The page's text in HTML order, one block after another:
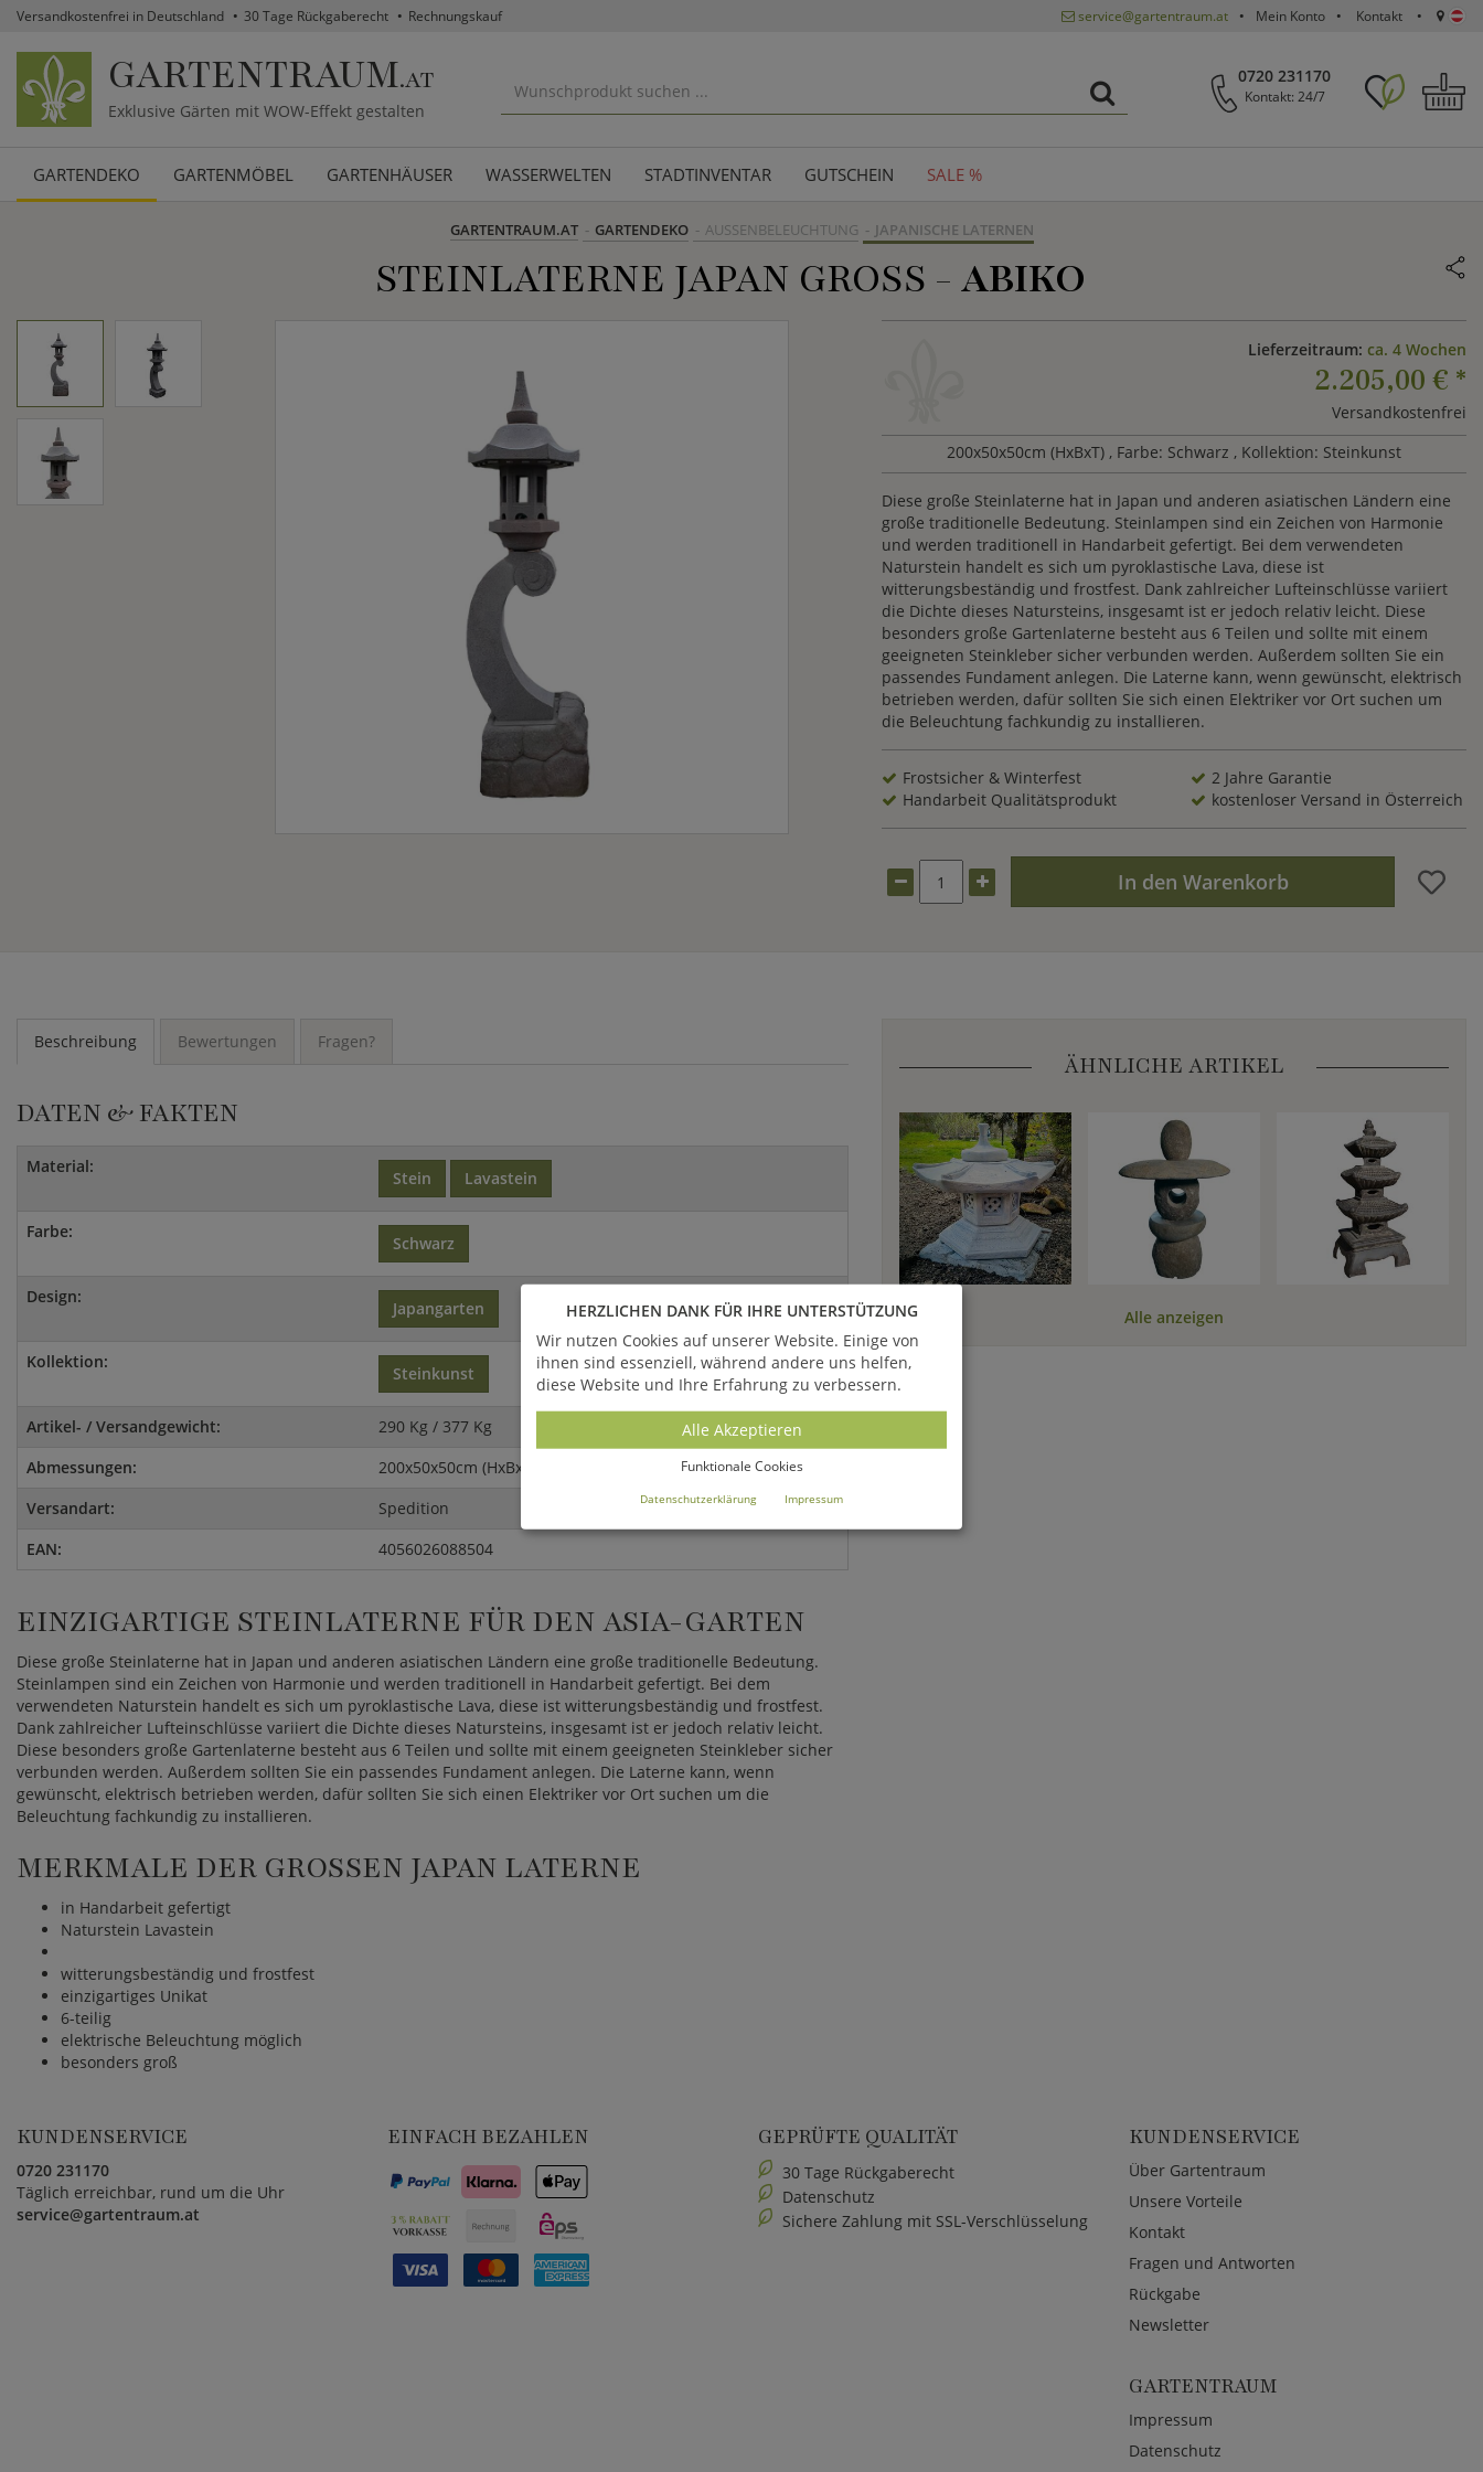
Versandkostenfrei in Deutschland 30 Tage Rückgaberecht Rechnungskauf service@gartentraum.at Mein Konto Kontakt
GARTENTRAUM.AT
Exklusive Gärten mit WOW-Effekt gestalten
0720 231170
Kontakt: 24/7
GARTENDEKO GARTENMÖBEL GARTENHÄUSER WASSERWELTEN STADTINVENTAR GUTSCHEIN SALE %
GARTENTRAUM.AT GARTENDEKO AUSSENBELEUCHTUNG JAPANISCHE LATERNEN
STEINLATERNE JAPAN GROSS - ABIKO
Lieferzeitraum: ca. 4 Wochen
2.205,00 € *
Versandkostenfrei
200x50x50cm (HxBxT) , Farbe: Schwarz , Kollektion: Steinkunst
Diese große Steinlaterne hat in Japan und anderen asiatischen Ländern eine
große traditionelle Bedeutung. Steinlampen sind ein Zeichen von Harmonie
und werden traditionell in Handarbeit gefertigt. Bei dem verwendeten
Naturstein handelt es sich um pyroklastische Lava, diese ist
witterungsbeständig und frostfest. Dank zahlreicher Lufteinschlüsse variiert
die Dichte dieses Natursteins, insgesamt ist er jedoch relativ leicht. Diese
besonders große Gartenlaterne besteht aus 6 Teilen und sollte mit einem
geeigneten Steinkleber sicher verbunden werden. Außerdem sollten Sie ein
passendes Fundament anlegen. Die Laterne kann, wenn gewünscht, elektrisch
betrieben werden, dafür sollten Sie sich einen Elektriker vor Ort suchen um
die Beleuchtung fachkundig zu installieren.
Frostsicher & Winterfest
2 Jahre Garantie
Handarbeit Qualitätsprodukt
kostenloser Versand in Österreich
In den Warenkorb
Beschreibung Bewertungen Fragen?
DATEN & FAKTEN
Material:
Stein Lavastein
Farbe:
Schwarz
Design:
Japangarten
Kollektion:
Steinkunst
Artikel- / Versandgewicht:
290 Kg / 377 Kg
Abmessungen:
200x50x50cm (HxBxT)
Versandart:
Spedition
EAN:
4056026088504
EINZIGARTIGE STEINLATERNE FÜR DEN ASIA-GARTEN
Diese große Steinlaterne hat in Japan und anderen asiatischen Ländern eine große traditionelle Bedeutung.
Steinlampen sind ein Zeichen von Harmonie und werden traditionell in Handarbeit gefertigt. Bei dem
verwendeten Naturstein handelt es sich um pyroklastische Lava, diese ist witterungsbeständig und frostfest.
Dank zahlreicher Lufteinschlüsse variiert die Dichte dieses Natursteins, insgesamt ist er jedoch relativ leicht.
Diese besonders große Gartenlaterne besteht aus 6 Teilen und sollte mit einem geeigneten Steinkleber sicher
verbunden werden. Außerdem sollten Sie ein passendes Fundament anlegen. Die Laterne kann, wenn
gewünscht, elektrisch betrieben werden, dafür sollten Sie sich einen Elektriker vor Ort suchen um die
Beleuchtung fachkundig zu installieren.
MERKMALE DER GROSSEN JAPAN LATERNE
in Handarbeit gefertigt
Naturstein Lavastein
witterungsbeständig und frostfest
einzigartiges Unikat
6-teilig
elektrische Beleuchtung möglich
besonders groß
ÄHNLICHE ARTIKEL
Alle anzeigen
KUNDENSERVICE
0720 231170
Täglich erreichbar, rund um die Uhr
service@gartentraum.at
EINFACH BEZAHLEN GEPRÜFTE QUALITÄT
30 Tage Rückgaberecht
Datenschutz
Sichere Zahlung mit SSL-Verschlüsselung
KUNDENSERVICE
Über Gartentraum
Unsere Vorteile
Kontakt
Fragen und Antworten
Rückgabe
Newsletter
GARTENTRAUM
Impressum
Datenschutz
HERZLICHEN DANK FÜR IHRE UNTERSTÜTZUNG
Wir nutzen Cookies auf unserer Website. Einige von
ihnen sind essenziell, während andere uns helfen,
diese Website und Ihre Erfahrung zu verbessern.
Alle Akzeptieren
Funktionale Cookies
Datenschutzerklärung Impressum